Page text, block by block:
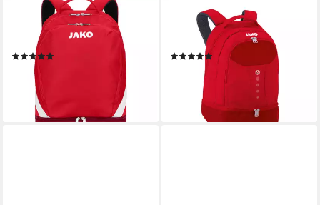
Rucksack Jako Rucksack
Iconic 1814
ab 27,49 €
lieferbar - in 6-8 Werktagen bei dir
Rucksack Jako Rucksack
Striker 1816
(13)
ab 24,69 €
lieferbar - in 2-3 Werktagen bei dir